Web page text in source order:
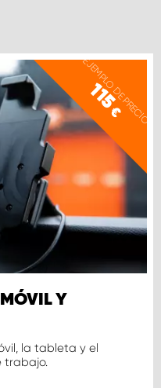
EJEMPLO DE PRECIO
115
€
Y
la tableta y el
trabajo.